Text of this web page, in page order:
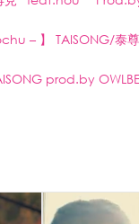
– 】 TAISONG/
prod.by